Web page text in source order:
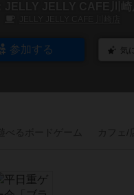
JELLY JELLY CAFE川崎
参加する 気